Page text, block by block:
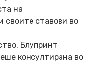
на
своите ставови во
Блупринт
консултирана во